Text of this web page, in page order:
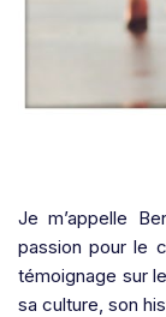
Je m’appelle
passion pour le
témoignage sur
sa culture, son